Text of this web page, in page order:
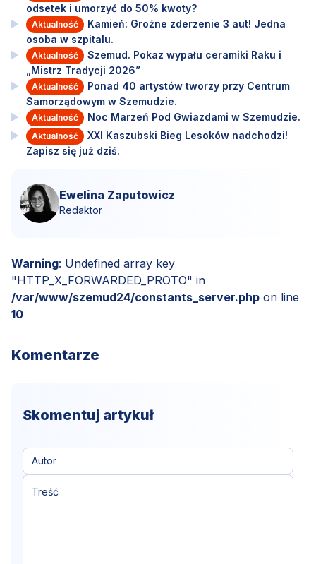
odsetek i umorzyć do 50% kwoty?
Aktualność
Kamień: Groźne zderzenie 3 aut! Jedna
osoba w szpitalu.
Aktualność
Szemud. Pokaz wypału ceramiki Raku i
„Mistrz Tradycji 2026”
Aktualność
Ponad 40 artystów tworzy przy Centrum
Samorządowym w Szemudzie.
Aktualność Noc Marzeń Pod Gwiazdami w Szemudzie.
Aktualność
XXI Kaszubski Bieg Lesoków nadchodzi!
Zapisz się już dziś.
Ewelina Zaputowicz
Redaktor
Warning: Undefined array key
"HTTP_X_FORWARDED_PROTO" in
/var/www/szemud24/constants_server.php on line
10
Komentarze
Skomentuj artykuł